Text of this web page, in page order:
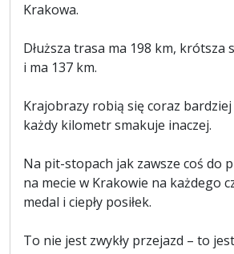
Krakowa.
Dłuższa trasa ma 198 km, krótsza
i ma 137 km.
Krajobrazy robią się coraz
każdy kilometr smakuje inaczej.
Na pit-stopach jak zawsze coś do
na mecie w Krakowie na każdego
medal i ciepły posiłek.
To nie jest zwykły przejazd – to